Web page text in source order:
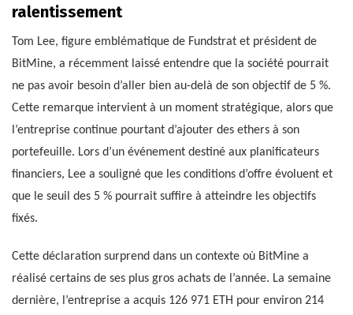
ralentissement
Tom Lee, figure emblématique de Fundstrat et président de
BitMine, a récemment laissé entendre que la société pourrait
ne pas avoir besoin d’aller bien au-delà de son objectif de 5 %.
Cette remarque intervient à un moment stratégique, alors que
l’entreprise continue pourtant d’ajouter des ethers à son
portefeuille. Lors d’un événement destiné aux planificateurs
financiers, Lee a souligné que les conditions d’offre évoluent et
que le seuil des 5 % pourrait suffire à atteindre les objectifs
fixés.
Cette déclaration surprend dans un contexte où BitMine a
réalisé certains de ses plus gros achats de l’année. La semaine
dernière, l’entreprise a acquis 126 971 ETH pour environ 214